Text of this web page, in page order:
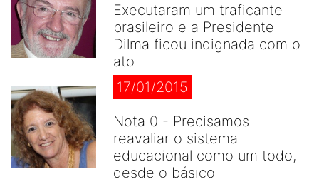
Executaram um traficante
brasileiro e a Presidente
Dilma ficou indignada com o
ato
17/01/2015
Nota 0 - Precisamos
reavaliar o sistema
educacional como um todo,
desde o básico